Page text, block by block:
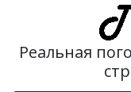
Реальная